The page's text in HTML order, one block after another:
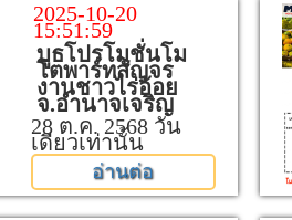
2025-10-20
15:51:59
บูธโปรโมชั่นโม
โตพาร์ทสัญจร
งานชาวไร่อ้อย
จ.อำนาจเจริญ
28 ต.ค. 2568 วัน
เดียวเท่านั้น
อ่านต่อ